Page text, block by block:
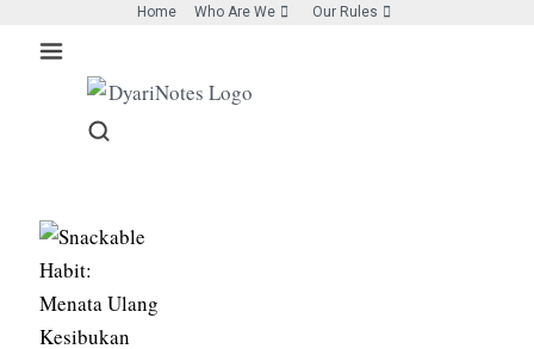
content
Home Who Are We Our Rules